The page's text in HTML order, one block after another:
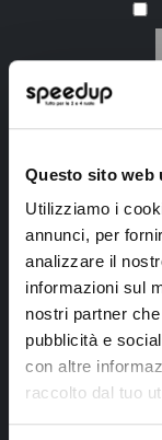
Questo sito web
Utilizziamo i
annunci, per
analizzare il
informazioni sul
nostri partner
pubblicità e
con altre
raccolto dal tuo
SpeedUp.it
Via Montello 46